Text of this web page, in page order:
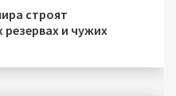
строят
и чужих